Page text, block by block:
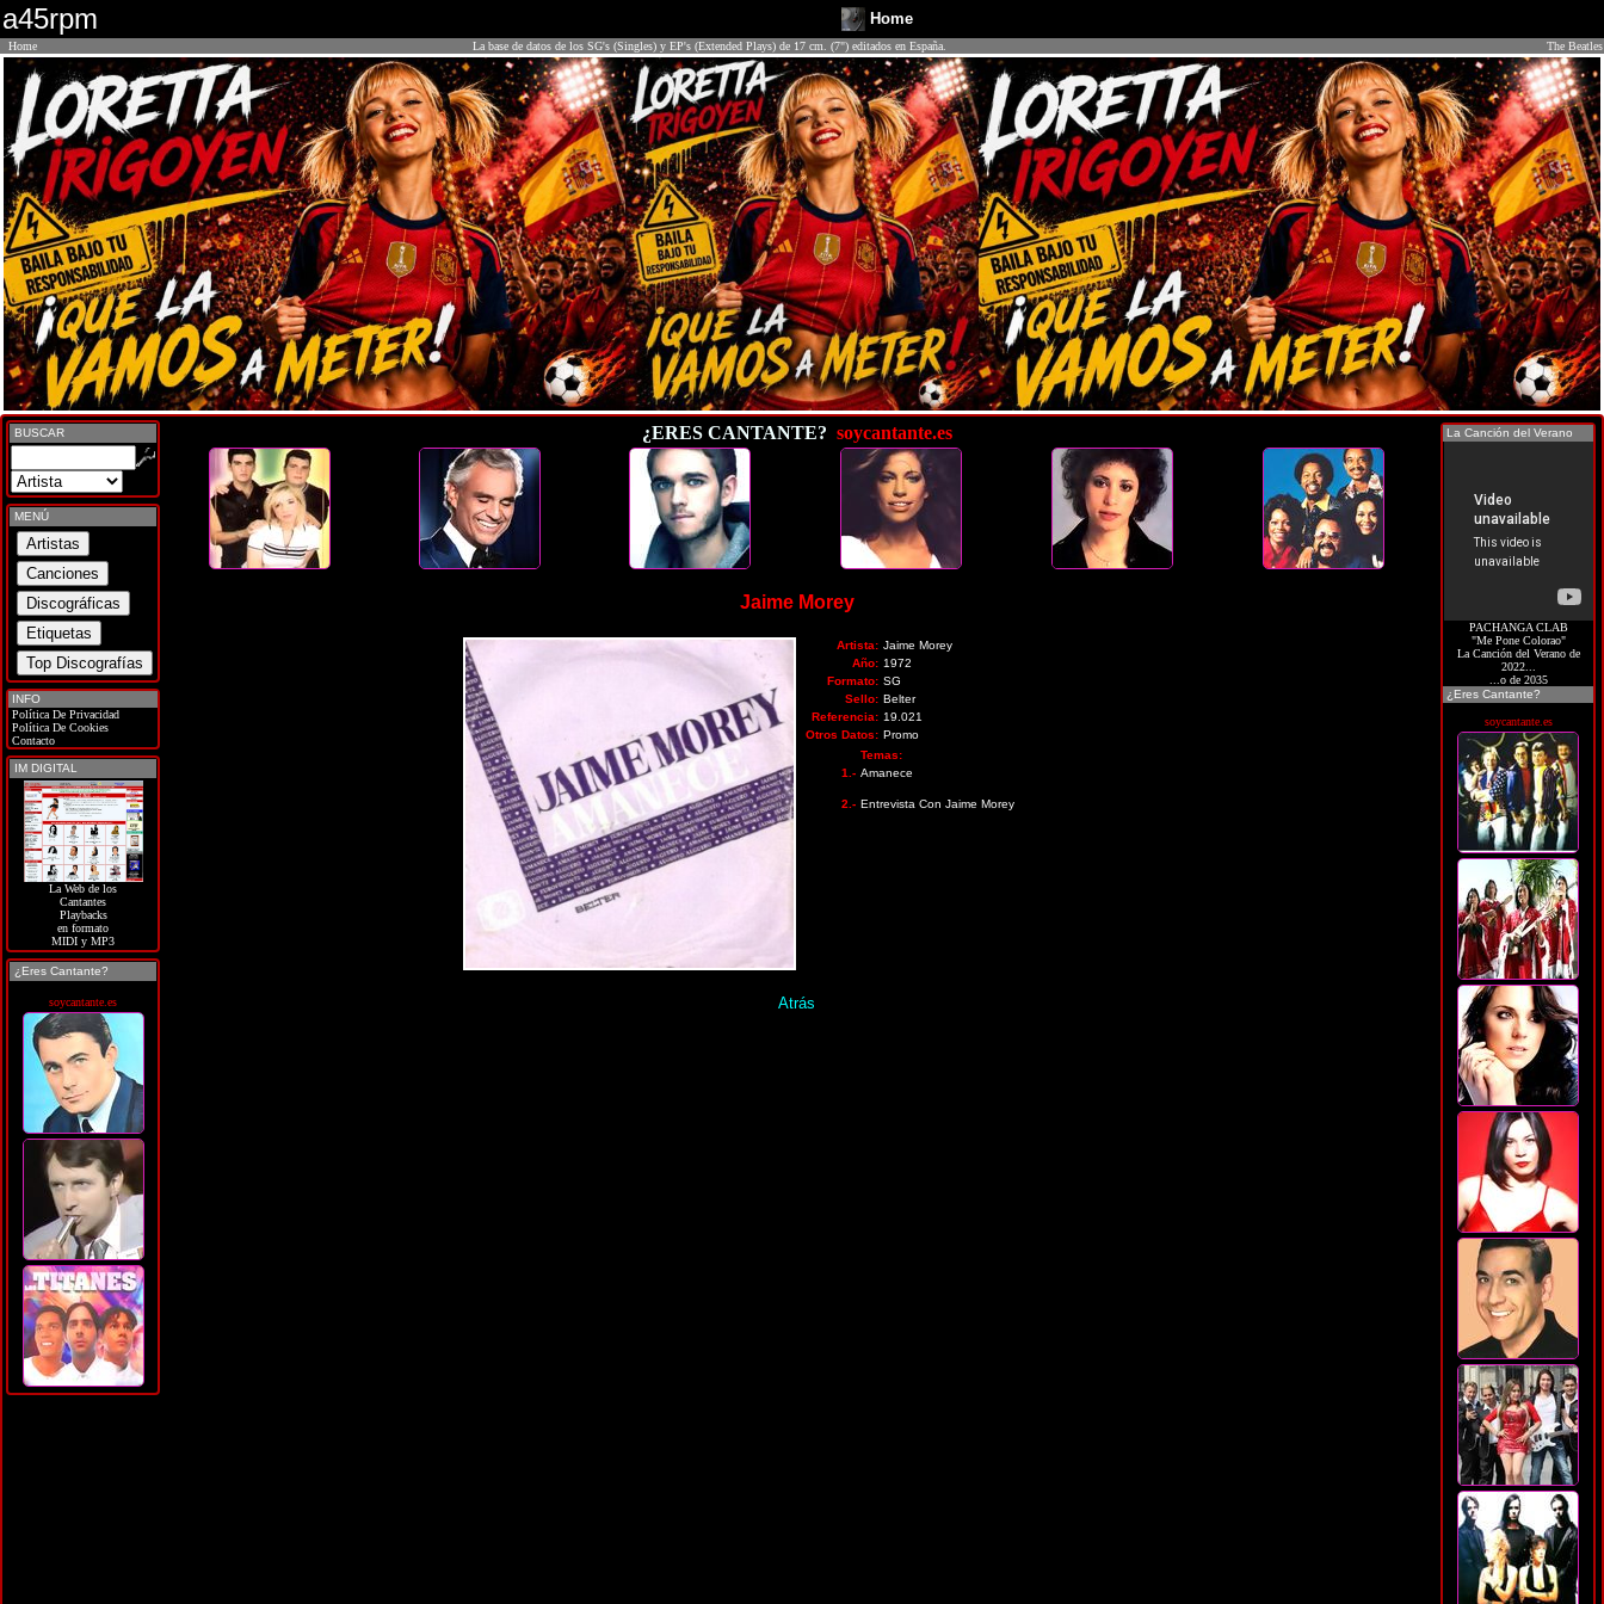
a45rpm Home
Home La base de datos de los SG's (Singles) y EP's (Extended Plays) de 17 cm. (7") editados en España. The Beatles
BUSCAR
MENÚ
INFO
Política De Privacidad
Política De Cookies
Contacto
IM DIGITAL
La Web de los
Cantantes
Playbacks
en formato
MIDI y MP3
¿Eres Cantante?
soycantante.es
¿ERES CANTANTE? soycantante.es
Jaime Morey
Artista: Jaime Morey
Año: 1972
Formato: SG
Sello: Belter
Referencia: 19.021
Otros Datos: Promo
Temas:
1.- Amanece
2.- Entrevista Con Jaime Morey
Atrás
La Canción del Verano
PACHANGA CLAB
"Me Pone Colorao"
La Canción del Verano de
2022...
...o de 2035
¿Eres Cantante?
soycantante.es